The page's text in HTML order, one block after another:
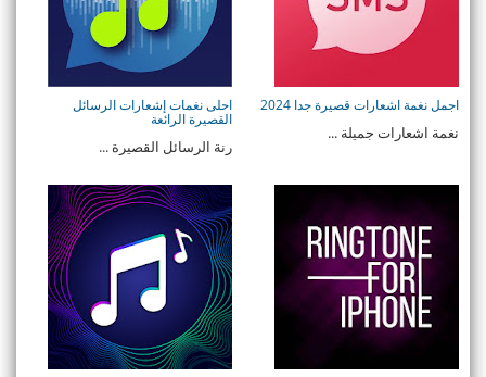
اجمل نغمة اشعارات قصيرة جدا 2024
نغمة اشعارات جميلة ...
احلى نغمات إشعارات الرسائل
القصيرة الرائعة
رنة الرسائل القصيرة ...